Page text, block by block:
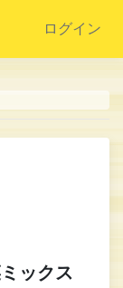
ログイン
ックス